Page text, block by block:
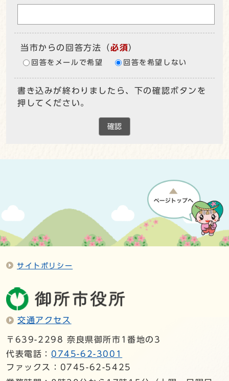
当市からの回答方法 （必須）
回答をメールで希望 回答を希望しない
書き込みが終わりましたら、下の確認ボタンを
押してください。
確認
サイトポリシー
交通アクセス
〒639-2298 奈良県御所市1番地の3
代表電話： 0745-62-3001
ファックス：0745-62-5425